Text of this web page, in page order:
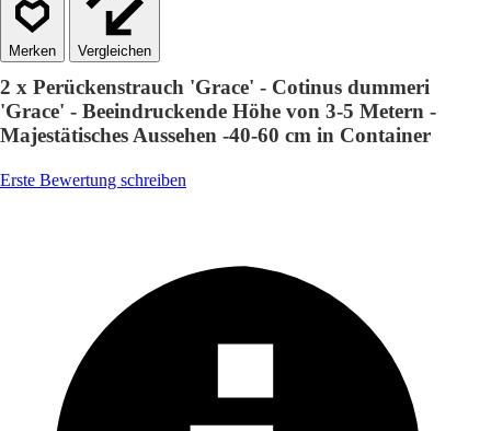
Vergleichen
2 x Perückenstrauch 'Grace' - Cotinus dummeri
'Grace' - Beeindruckende Höhe von 3-5 Metern -
Majestätisches Aussehen -40-60 cm in Container
Erste Bewertung schreiben